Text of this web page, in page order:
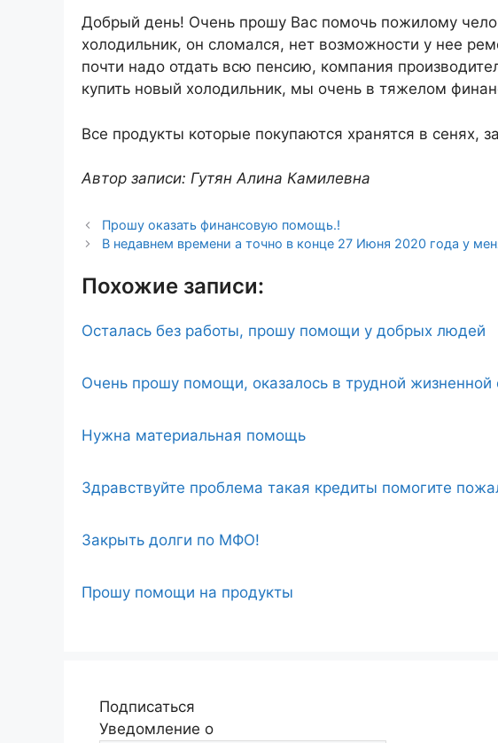
Добрый день! Очень прошу Вас помочь пожилому
холодильник, он сломался, нет возможности у нее
почти надо отдать всю пенсию, компания
купить новый холодильник, мы очень в тяжелом
Все продукты которые покупаются хранятся в сенях,
Автор записи: Гутян Алина Камилевна
Прошу оказать финансовую помощь.!
В недавнем времени а точно в конце 27 Июня 2020 года у
Похожие записи:
Осталась без работы, прошу помощи у добрых людей
Очень прошу помощи, оказалось в трудной жизненной
Нужна материальная помощь
Здравствуйте проблема такая кредиты помогите
Закрыть долги по МФО!
Прошу помощи на продукты
Подписаться
Уведомление о